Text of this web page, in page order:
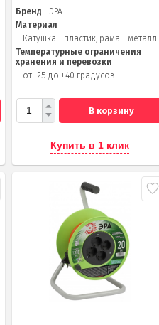
Бренд
ЭРА
Материал
Катушка - пластик, рама - металл
Температурные ограничения
хранения и перевозки
от -25 до +40 градусов
В корзину
Купить в 1 клик